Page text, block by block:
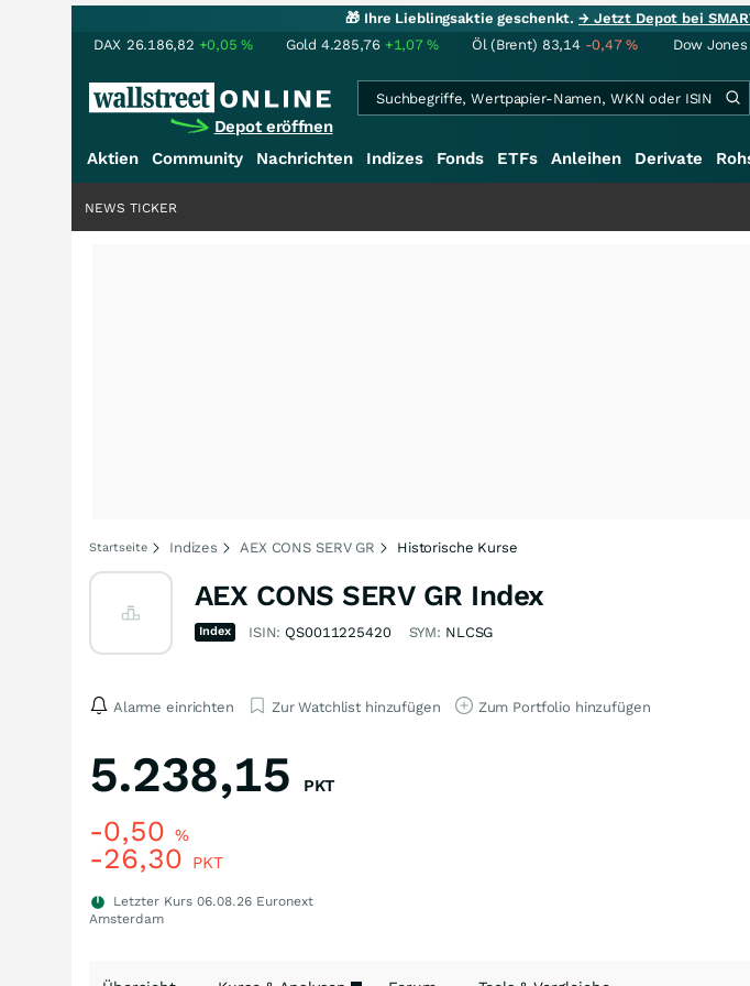
🎁 Ihre Lieblingsaktie geschenkt.→ Jetzt Depot bei
DAX 26.186,82 +0,05% Gold 4.285,76 +1,07% Öl (Brent) 83,14 -0,47% Dow Jones
Depot eröffnen
Aktien Community Nachrichten Indizes Fonds ETFs Anleihen Derivate
NEWS TICKER
Startseite Indizes AEX CONS SERV GR Historische Kurse
AEX CONS SERV GR Index
Index ISIN: QS0011225420 SYM: NLCSG
Alarme einrichten Zur Watchlist hinzufügen Zum Portfolio hinzufügen
5.238,15 PKT
-0,50 %
-26,30 PKT
Letzter Kurs 06.08.26 Euronext
Amsterdam